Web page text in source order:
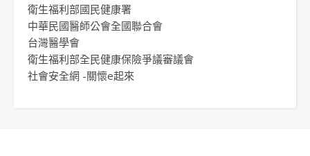
衛生福利部國民健康署
中華民國醫師公會全國聯合會
台灣醫學會
衛生福利部全民健康保險爭議審議會
社會安全網 -關懷e起來